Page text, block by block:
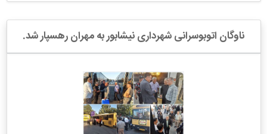
ناوگان اتوبوسرانی شهرداری نیشابور به مهران رهسپار شد.